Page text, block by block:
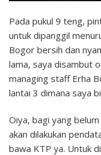
Pada pukul 9 teng,
untuk dipanggil
Bogor bersih dan
lama, saya disambut
managing staff Erha
lantai 3 dimana saya
Oiya, bagi yang
akan dilakukan
bawa KTP ya. Untuk